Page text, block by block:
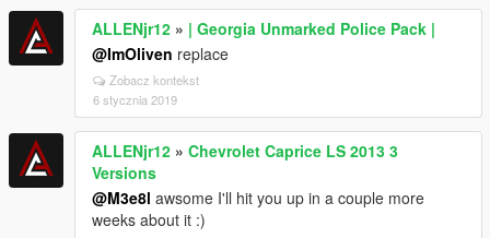
ALLENjr12 » | Georgia Unmarked Police Pack |
@ImOliven replace
Zobacz kontekst
6 stycznia 2019
ALLENjr12 » Chevrolet Caprice LS 2013 3
Versions
@M3e8l awsome I'll hit you up in a couple more
weeks about it :)